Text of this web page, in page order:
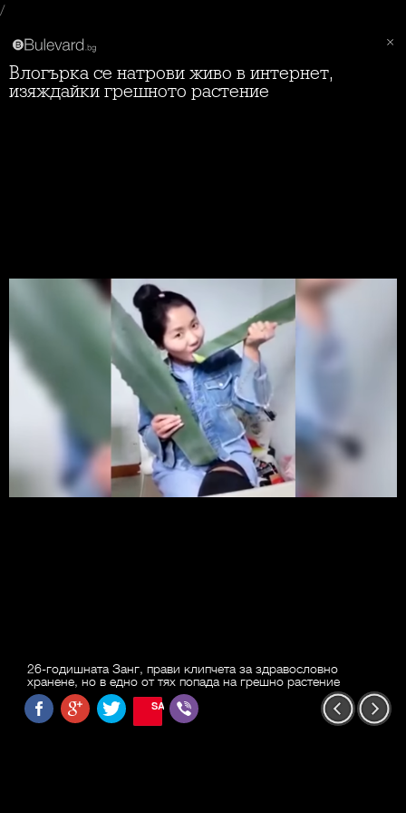
/
Влогърка се натрови живо в интернет,
изяждайки грешното растение
26-годишната Занг, прави клипчета за здравословно
хранене, но в едно от тях попада на грешно растение
SAVE